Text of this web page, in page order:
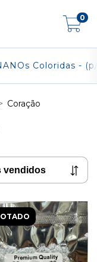
0
Coloridas -
Coração